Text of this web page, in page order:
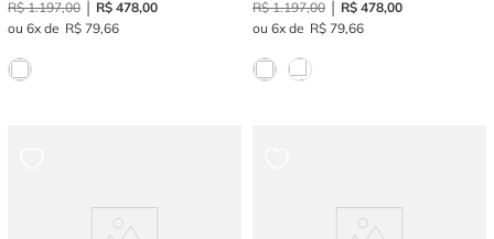
R$ 1.197,00 R$ 478,00
6
R$ 79,66
R$ 1.197,00 R$ 478,00
6
R$ 79,66